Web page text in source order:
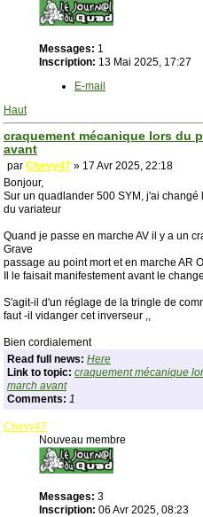
Messages: 1
Inscription: 13 Mai 2025, 17:27
E-mail
Haut
craquement mécanique lors du
avant
par Chevy47 » 17 Avr 2025, 22:18
Bonjour,
Sur un quadlander 500 SYM, j'ai changé
du variateur
Quand je passe en marche AV il y a un
Grave
passage au point mort et en marche AR
Il le faisait manifestement avant le
S'agit-il d'un réglage de la tringle de
faut -il vidanger cet inverseur ,,
Bien cordialement
Read full news: Here
Link to topic: craquement mécanique
march avant
Comments: 1
Chevy47
Nouveau membre
Messages: 3
Inscription: 06 Avr 2025, 08:23